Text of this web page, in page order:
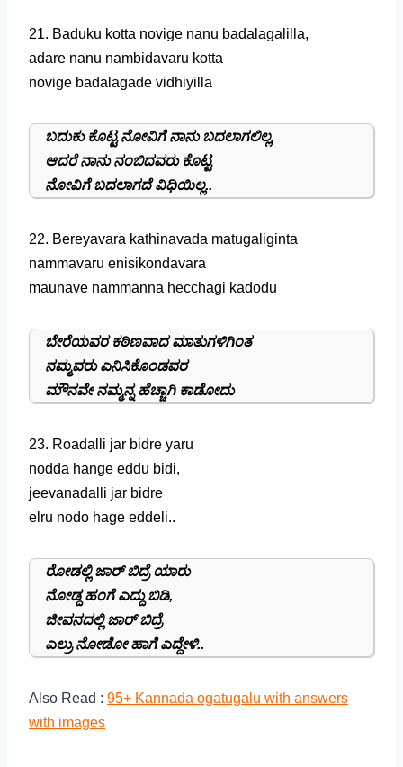
21. Baduku kotta novige nanu badalagalilla,
adare nanu nambidavaru kotta
novige badalagade vidhiyilla
ಬದುಕು ಕೊಟ್ಟ ನೋವಿಗೆ ನಾನು ಬದಲಾಗಲಿಲ್ಲ,
ಆದರೆ ನಾನು ನಂಬಿದವರು ಕೊಟ್ಟ
ನೋವಿಗೆ ಬದಲಾಗದೆ ವಿಧಿಯಿಲ್ಲ..
22. Bereyavara kathinavada matugaliginta
nammavaru enisikondavara
maunave nammanna hecchagi kadodu
ಬೇರೆಯವರ ಕಠಿಣವಾದ ಮಾತುಗಳಿಗಿಂತ
ನಮ್ಮವರು ಎನಿಸಿಕೊಂಡವರ
ಮೌನವೇ ನಮ್ಮನ್ನ ಹೆಚ್ಚಾಗಿ ಕಾಡೋದು
23. Roadalli jar bidre yaru
nodda hange eddu bidi,
jeevanadalli jar bidre
elru nodo hage eddeli..
ರೋಡಲ್ಲಿ ಜಾರ್ ಬಿದ್ರೆ ಯಾರು
ನೋಡ್ದ ಹಂಗೆ ಎದ್ದು ಬಿಡಿ,
ಜೀವನದಲ್ಲಿ ಜಾರ್ ಬಿದ್ರೆ
ಎಲ್ರು ನೋಡೋ ಹಾಗೆ ಎದ್ದೇಳಿ..
Also Read : 95+ Kannada ogatugalu with answers
with images